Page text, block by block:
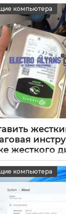
компьютера
жесткого
компьютера